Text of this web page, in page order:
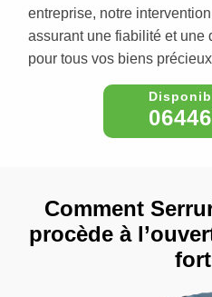
entreprise, notre
assurant une fiabilité et une
pour tous vos biens
Comment
procède à